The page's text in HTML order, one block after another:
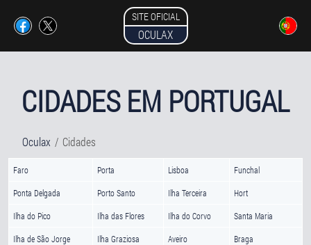
SITE OFICIAL
OCULAX
CIDADES EM PORTUGAL
Oculax Cidades
Faro Porta Lisboa Funchal
Ponta Delgada Porto Santo Ilha Terceira Hort
Ilha do Pico Ilha das Flores Ilha do Corvo Santa Maria
Ilha de São Jorge Ilha Graziosa Aveiro Braga